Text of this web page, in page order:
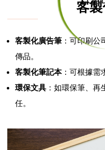
客
客製化廣告筆 ：可印刷
傳品。
客製化筆記本：可根據需
環保文具 ：如環保筆、
任。